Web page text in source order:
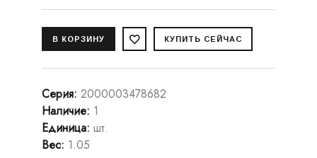
Серия: 2000003478682
Наличие: 1
Единица: шт.
Вес: 1.05